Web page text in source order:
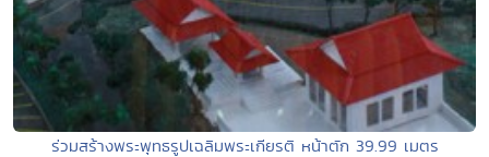
ร่วมสร้างพระพุทธรูปเฉลิมพระเกียรติ หน้าตัก 39.99 เมตร